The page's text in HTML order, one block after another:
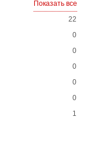
Показать все
22
0
0
0
0
0
1